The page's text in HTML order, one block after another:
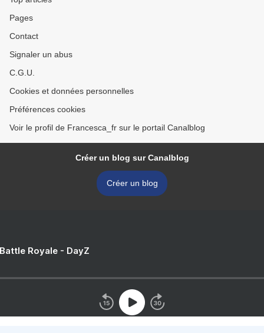
Pages
Contact
Signaler un abus
C.G.U.
Cookies et données personnelles
Préférences cookies
Voir le profil de Francesca_fr sur le portail Canalblog
Créer un blog sur Canalblog
Créer un blog
Royale - DayZ